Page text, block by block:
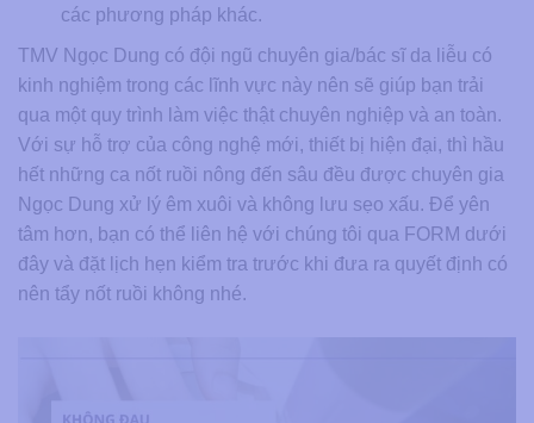
các phương pháp khác.
TMV Ngọc Dung có đội ngũ chuyên gia/bác sĩ da liễu có
kinh nghiệm trong các lĩnh vực này nên sẽ giúp bạn trải
qua một quy trình làm việc thật chuyên nghiệp và an toàn.
Với sự hỗ trợ của công nghệ mới, thiết bị hiện đại, thì hầu
hết những ca nốt ruồi nông đến sâu đều được chuyên gia
Ngọc Dung xử lý êm xuôi và không lưu sẹo xấu. Để yên
tâm hơn, bạn có thể liên hệ với chúng tôi qua FORM dưới
đây và đặt lịch hẹn kiểm tra trước khi đưa ra quyết định có
nên tẩy nốt ruồi không nhé.